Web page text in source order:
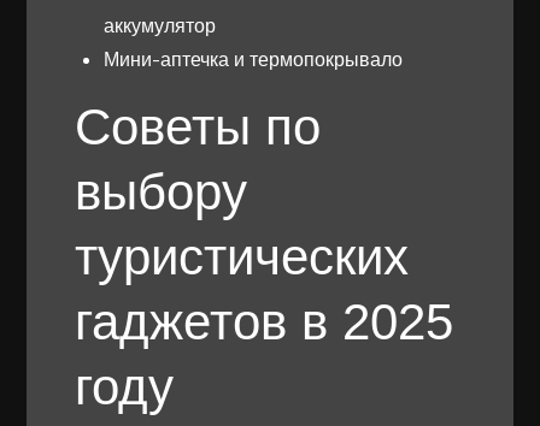
аккумулятор
Мини-аптечка и термопокрывало
Советы по
выбору
туристических
гаджетов в 2025
году